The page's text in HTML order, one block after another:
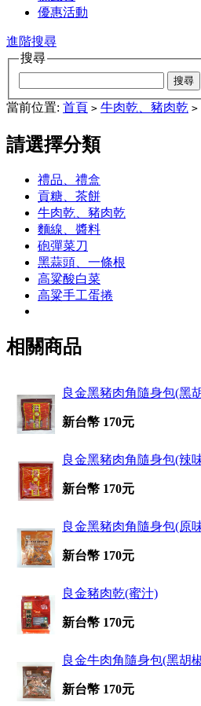
優惠活動
進階搜尋
搜尋
當前位置: 首頁 > 牛肉乾、豬肉乾 >
請選擇分類
禮品、禮盒
貢糖、茶餅
牛肉乾、豬肉乾
麵線、醬料
砲彈菜刀
黑蒜頭、一條根
高粱酸白菜
高粱手工蛋捲
相關商品
良金黑豬肉角隨身包(黑
新台幣 170元
良金黑豬肉角隨身包(辣
新台幣 170元
良金黑豬肉角隨身包(原
新台幣 170元
良金豬肉乾(蜜汁)
新台幣 170元
良金牛肉角隨身包(黑胡
新台幣 170元